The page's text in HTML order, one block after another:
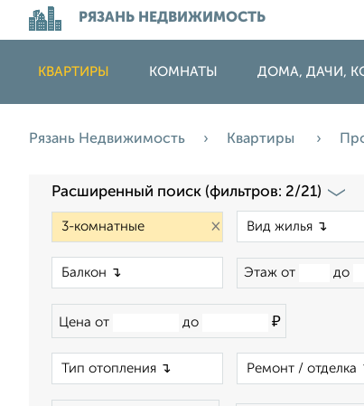
РЯЗАНЬ НЕДВИЖИМОСТЬ
КВАРТИРЫ КОМНАТЫ ДОМА, ДАЧИ,
Рязань Недвижимость Квартиры
Расширенный поиск (фильтров: 2/21)
×
Этаж от до
Цена от до ₽